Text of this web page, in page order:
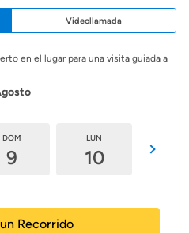
Videollamada
en el lugar para una visita guiada a
DOM
9
LUN
10
Recorrido